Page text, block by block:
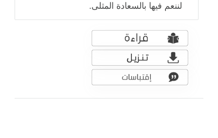
لننعم فيها بالسعادة المثلى.